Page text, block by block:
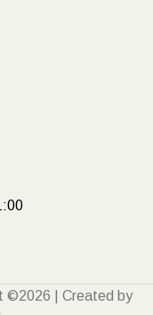
©2026 | Created by